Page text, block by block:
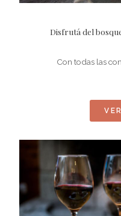
Disfrutá del
Con todas las